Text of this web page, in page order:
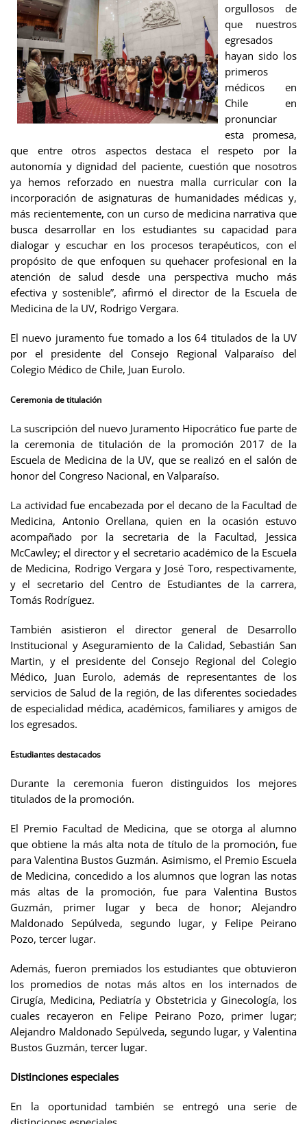
orgullosos de
que nuestros
egresados
hayan sido los
primeros
médicos en
Chile en
pronunciar
esta promesa,
que entre otros aspectos destaca el respeto por la
autonomía y dignidad del paciente, cuestión que nosotros
ya hemos reforzado en nuestra malla curricular con la
incorporación de asignaturas de humanidades médicas y,
más recientemente, con un curso de medicina narrativa que
busca desarrollar en los estudiantes su capacidad para
dialogar y escuchar en los procesos terapéuticos, con el
propósito de que enfoquen su quehacer profesional en la
atención de salud desde una perspectiva mucho más
efectiva y sostenible”, afirmó el director de la Escuela de
Medicina de la UV, Rodrigo Vergara.
El nuevo juramento fue tomado a los 64 titulados de la UV
por el presidente del Consejo Regional Valparaíso del
Colegio Médico de Chile, Juan Eurolo.
Ceremonia de titulación
La suscripción del nuevo Juramento Hipocrático fue parte de
la ceremonia de titulación de la promoción 2017 de la
Escuela de Medicina de la UV, que se realizó en el salón de
honor del Congreso Nacional, en Valparaíso.
La actividad fue encabezada por el decano de la Facultad de
Medicina, Antonio Orellana, quien en la ocasión estuvo
acompañado por la secretaria de la Facultad, Jessica
McCawley; el director y el secretario académico de la Escuela
de Medicina, Rodrigo Vergara y José Toro, respectivamente,
y el secretario del Centro de Estudiantes de la carrera,
Tomás Rodríguez.
También asistieron el director general de Desarrollo
Institucional y Aseguramiento de la Calidad, Sebastián San
Martin, y el presidente del Consejo Regional del Colegio
Médico, Juan Eurolo, además de representantes de los
servicios de Salud de la región, de las diferentes sociedades
de especialidad médica, académicos, familiares y amigos de
los egresados.
Estudiantes destacados
Durante la ceremonia fueron distinguidos los mejores
titulados de la promoción.
El Premio Facultad de Medicina, que se otorga al alumno
que obtiene la más alta nota de título de la promoción, fue
para Valentina Bustos Guzmán. Asimismo, el Premio Escuela
de Medicina, concedido a los alumnos que logran las notas
más altas de la promoción, fue para Valentina Bustos
Guzmán, primer lugar y beca de honor; Alejandro
Maldonado Sepúlveda, segundo lugar, y Felipe Peirano
Pozo, tercer lugar.
Además, fueron premiados los estudiantes que obtuvieron
los promedios de notas más altos en los internados de
Cirugía, Medicina, Pediatría y Obstetricia y Ginecología, los
cuales recayeron en Felipe Peirano Pozo, primer lugar;
Alejandro Maldonado Sepúlveda, segundo lugar, y Valentina
Bustos Guzmán, tercer lugar.
Distinciones especiales
En la oportunidad también se entregó una serie de